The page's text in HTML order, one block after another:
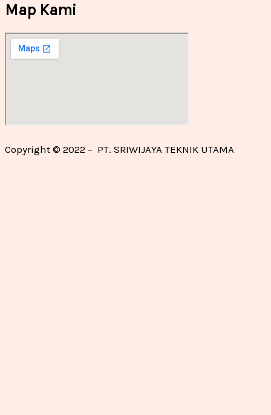
Map Kami
Copyright © 2022 – PT. SRIWIJAYA TEKNIK UTAMA